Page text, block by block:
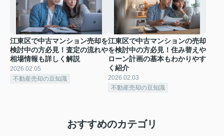
江東区で中古マンション売却を
検討中の方必見！査定の流れや
相場情報も詳しく解説
2026.02.05
不動産売却の豆知識
江東区で中古マンションの売却
を検討中の方必見！住み替えや
ローン計画の基本もわかりやす
く紹介
2026.02.03
不動産売却の豆知識
おすすめのカテゴリ